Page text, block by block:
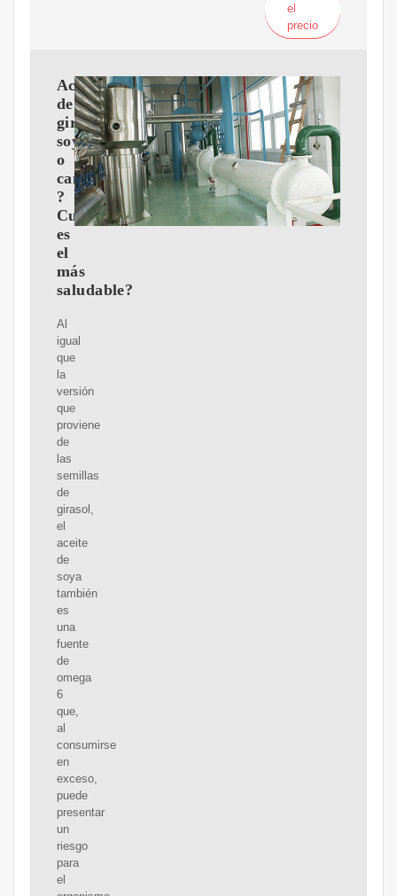
el
precio
Aceite
de
girasol,
soya
o
canola:
?
Cuál
es
el
más
saludable?
Al
igual
que
la
versión
que
proviene
de
las
semillas
de
girasol,
el
aceite
de
soya
también
es
una
fuente
de
omega
6
que,
al
consumirse
en
exceso,
puede
presentar
un
riesgo
para
el